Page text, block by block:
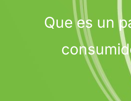
Que es un